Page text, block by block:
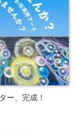
ー、完成！